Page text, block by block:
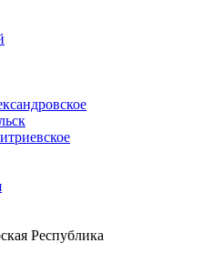
Республика